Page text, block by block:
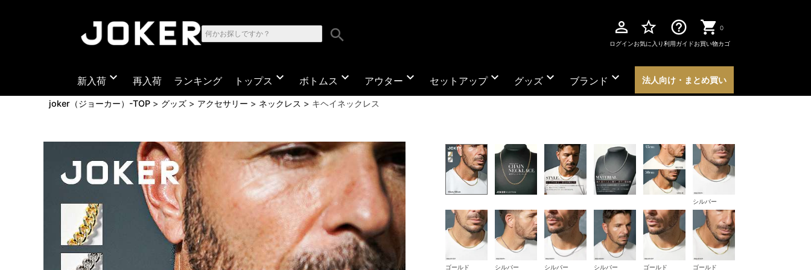
search perm_identity
ログイン
star_border
お気に入り
help_outline
利用ガイド
0
お買い物カゴ
新入荷 expand_more 再入荷 ランキング トップス expand_more ボトムス expand_more アウター expand_more セットアップexpand_more グッズ expand_more ブランド expand_more 法人向け・まとめ買い
joker（ジョーカー）-TOP グッズ アクセサリー ネックレス キヘイネックレス
シルバー
ゴールド シルバー シルバー シルバー ゴールド ゴールド